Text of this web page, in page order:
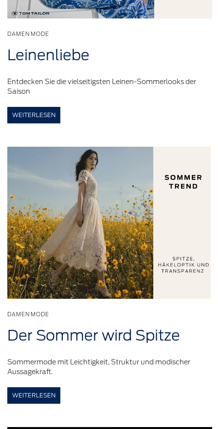
DAMENMODE
Leinenliebe
Entdecken Sie die vielseitigsten Leinen-Sommerlooks der
Saison
WEITERLESEN
DAMENMODE
Der Sommer wird Spitze
Sommermode mit Leichtigkeit, Struktur und modischer
Aussagekraft.
WEITERLESEN